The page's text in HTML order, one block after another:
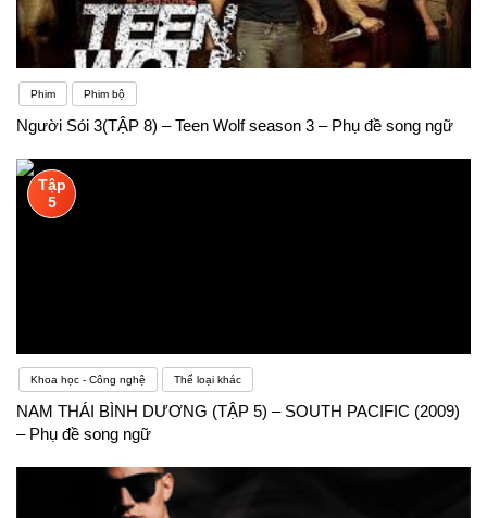
Phim Phim bộ
Người Sói 3(TẬP 8) – Teen Wolf season 3 – Phụ đề song ngữ
Tập
5
Khoa học - Công nghệ Thể loại khác
NAM THÁI BÌNH DƯƠNG (TẬP 5) – SOUTH PACIFIC (2009)
– Phụ đề song ngữ